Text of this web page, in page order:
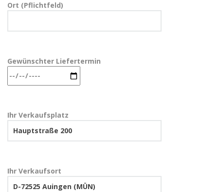
Ort (Pflichtfeld)
Gewünschter Liefertermin
Ihr Verkaufsplatz
Ihr Verkaufsort